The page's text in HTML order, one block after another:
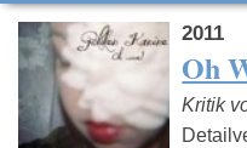
2011
Oh
Kritik